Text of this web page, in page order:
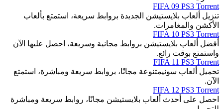
FIFA 09 PS3 Torrent
تنزيل ألعاب بلايستيشن الجديدة بروابط سريعة، استمتع بألعاب
الأكشن والمغامرات.
FIFA 10 PS3 Torrent
أفضل ألعاب بلايستيشن بروابط مجانية وسريعة، احصل عليها الآن
واستمتع بوقت رائع.
FIFA 11 PS3 Torrent
تحميل ألعاب سونيمتنوعة مجانًا، بروابط سريعة ومباشرة، استمتع
الآن.
FIFA 12 PS3 Torrent
احصل على أحدث ألعاب بلايستيشن مجانًا، روابط سريعة ومباشرة